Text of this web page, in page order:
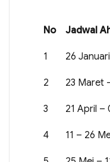
No Jadwal
1 26
2 23 Maret
3 21 April –
4 11 – 26